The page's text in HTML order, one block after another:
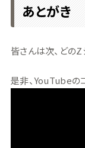
あとがき
皆さんは次、どの
是非、YouTubeの